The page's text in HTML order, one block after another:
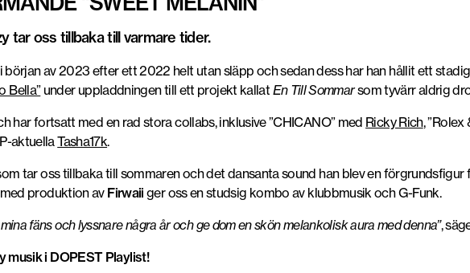
tar oss tillbaka till varmare tider.
av 2023 efter ett 2022 helt utan släpp och sedan dess har han hållit ett
Bella”under uppladdningen till ett projekt kallat En Till Sommarsom tyvärr aldrig
fortsatt med en rad stora collabs, inklusive ”CHICANO” med Ricky Rich, ”Rolex
aktuellaTasha17k.
tar oss tillbaka till sommaren och det dansanta sound han blev en förgrundsfigur
med produktion av Firwaii ger oss en studsig kombo av klubbmusik och G-Funk.
fäns och lyssnare några år och ge dom en skön melankolisk aura med denna”,
musik i DOPEST Playlist!